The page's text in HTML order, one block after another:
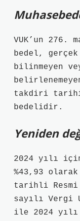
VUK’un 276.
bedel, gerçek
bilinmeyen
takdiri
bedelidir.
Yeniden
2024 yılı
%43,93
tarihli Resmi
sayılı Vergi
ile 2024 yılı